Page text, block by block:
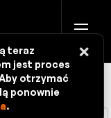
- mapa
teraz
jest proces
otrzymać
ponownie
.
×